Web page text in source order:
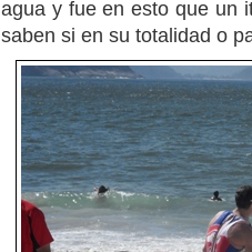
agua y fue en esto que un
saben si en su totalidad o